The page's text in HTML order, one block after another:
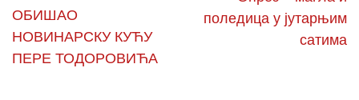
ОБИШАО
НОВИНАРСКУ КУЋУ
ПЕРЕ ТОДОРОВИЋА
поледица у јутарњим
сатима